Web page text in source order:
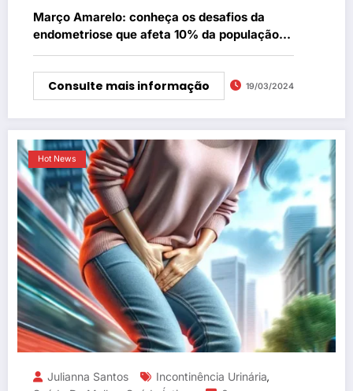
Março Amarelo: conheça os desafios da
endometriose que afeta 10% da população
feminina mundial
Consulte mais informação 19/03/2024
Hot News
Julianna Santos Incontinência Urinária,